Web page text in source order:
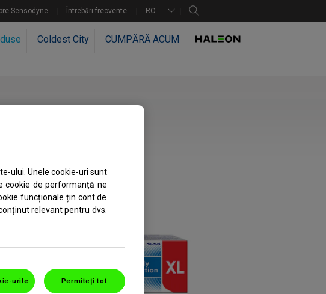
Sensodyne Întrebări frecvente RO
Coldest City CUMPĂRĂ ACUM
ului. Unele cookie-uri sunt
cookie de performanță ne
funcționale țin cont de
relevant pentru dvs.
urile Permiteți tot